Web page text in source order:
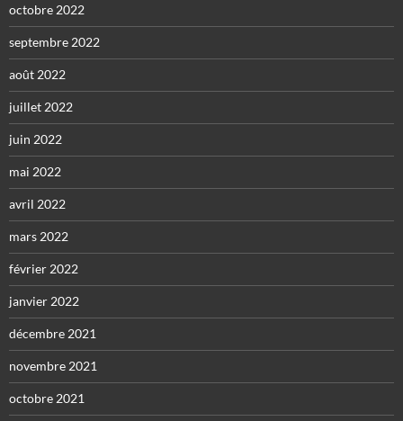
octobre 2022
septembre 2022
août 2022
juillet 2022
juin 2022
mai 2022
avril 2022
mars 2022
février 2022
janvier 2022
décembre 2021
novembre 2021
octobre 2021